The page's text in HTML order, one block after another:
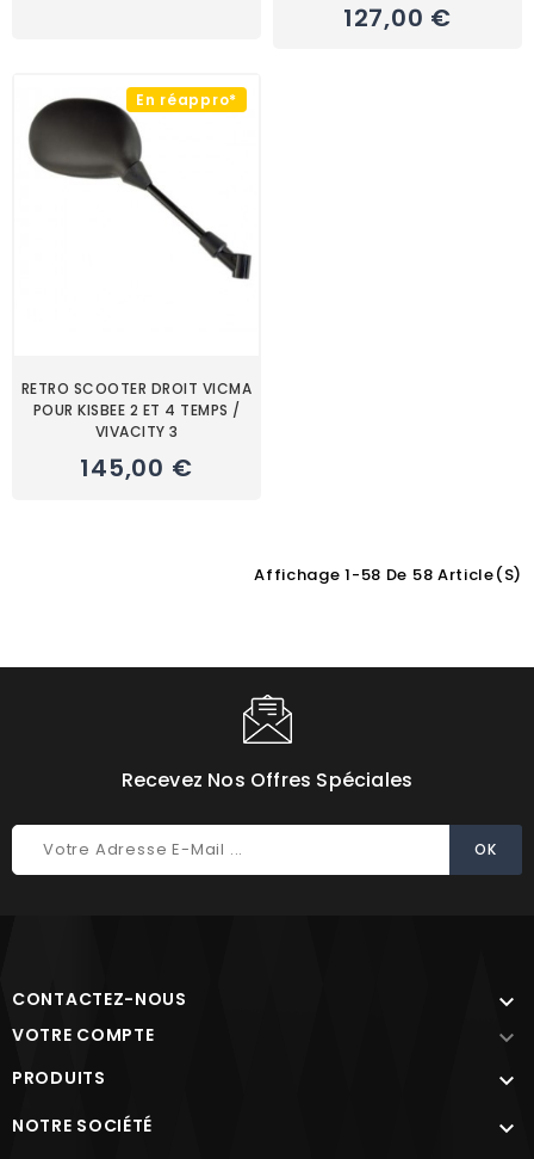
127,00 €
En réappro*
RETRO SCOOTER DROIT VICMA
POUR KISBEE 2 ET 4 TEMPS /
VIVACITY 3
145,00 €
Affichage 1-58 De 58 Article(s)
Recevez Nos Offres Spéciales
CONTACTEZ-NOUS 
VOTRE COMPTE 
PRODUITS 
NOTRE SOCIÉTÉ 